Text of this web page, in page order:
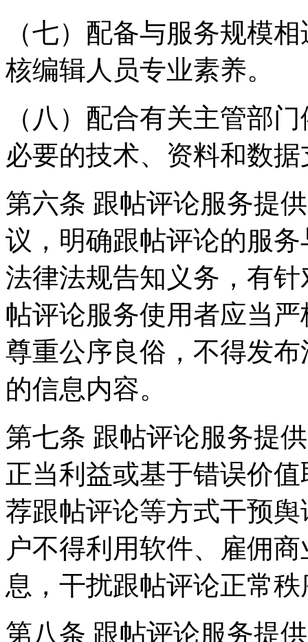
（七）配备与服务规模
核编辑人员专业素养。
（八）配合有关主管部
必要的技术、资料和数
第六条 跟帖评论服务提
议，明确跟帖评论的服
法律法规告知义务，有
帖评论服务使用者应当
尊重公序良俗，不得发
的信息内容。
第七条 跟帖评论服务提
正当利益或基于错误价
荐跟帖评论等方式干预
户不得利用软件、雇佣
息，干扰跟帖评论正常
第八条 跟帖评论服务提